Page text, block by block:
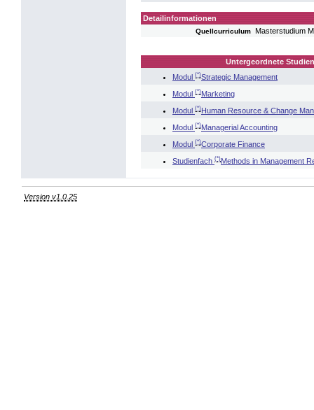
Detailinformationen
Quellcurriculum Masterstudium
Untergeordnete
Modul (*)Strategic Management
Modul (*)Marketing
Modul (*)Human Resource & Change
Modul (*)Managerial Accounting
Modul (*)Corporate Finance
Studienfach (*)Methods in Management
Version v1.0.25